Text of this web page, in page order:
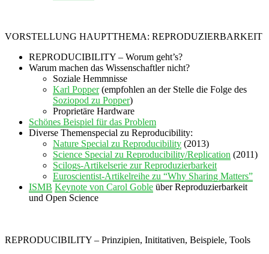
VORSTELLUNG HAUPTTHEMA: REPRODUZIERBARKEIT
REPRODUCIBILITY – Worum geht’s?
Warum machen das Wissenschaftler nicht?
Soziale Hemmnisse
Karl Popper(empfohlen an der Stelle die Folge des
Soziopod zu Popper)
Proprietäre Hardware
Schönes Beispiel für das Problem
Diverse Themenspecial zu Reproducibility:
Nature Special zu Reproducibility (2013)
Science Special zu Reproducibility/Replication (2011)
Scilogs-Artikelserie zur Reproduzierbarkeit
Euroscientist-Artikelreihe zu “Why Sharing Matters”
ISMB Keynote von Carol Goble über Reproduzierbarkeit
und Open Science
REPRODUCIBILITY – Prinzipien, Inititativen, Beispiele, Tools